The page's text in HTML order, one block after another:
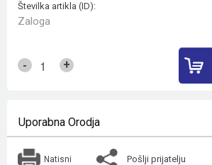
Številka artikla (ID):
Zaloga
- +
Uporabna Orodja
Natisni Pošlji prijatelju